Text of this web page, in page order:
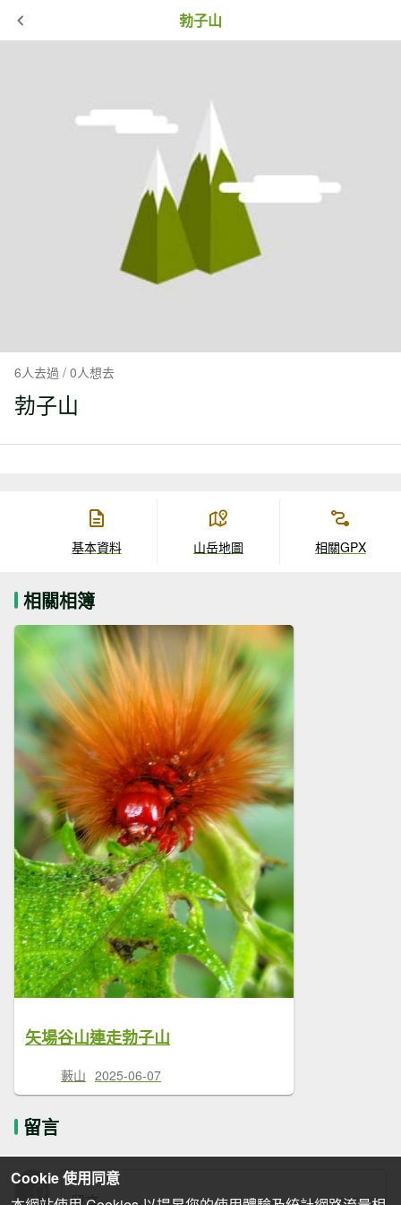
勃子山
6人去過 / 0人想去
勃子山
基本資料 山岳地圖 相關GPX
相關相簿
矢場谷山連走勃子山
藪山 2025-06-07
留言
Cookie 使用同意